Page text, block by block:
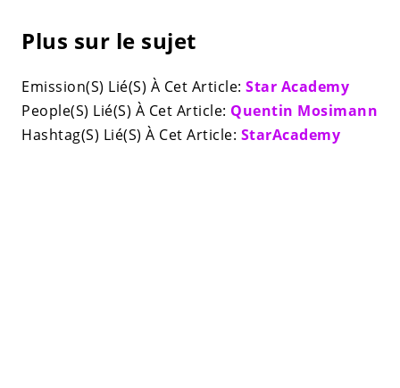
Plus sur le sujet
Emission(S) Lié(S) À Cet Article: Star Academy
People(S) Lié(S) À Cet Article: Quentin Mosimann
Hashtag(S) Lié(S) À Cet Article: StarAcademy